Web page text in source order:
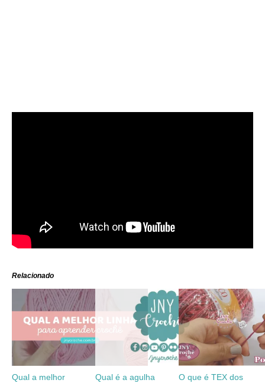
Relacionado
Qual a melhor
Qual é a agulha
O que é TEX dos